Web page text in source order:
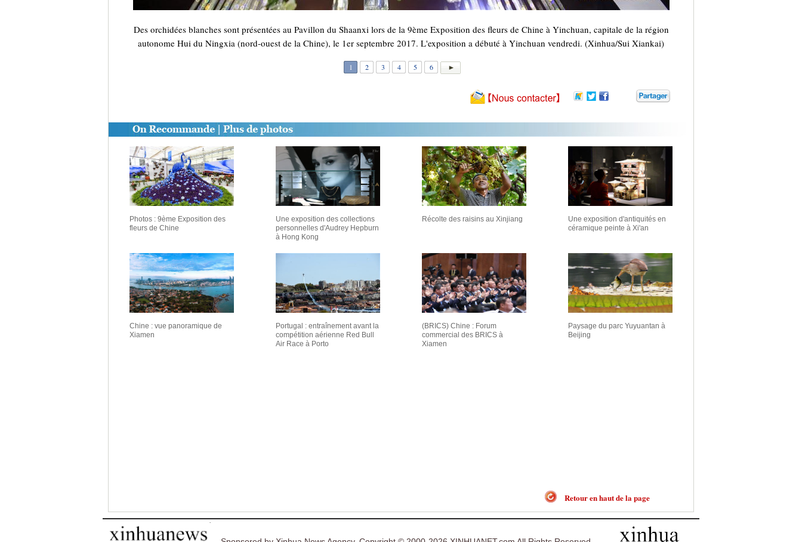
Des orchidées blanches sont présentées au Pavillon du Shaanxi lors de la 9ème Exposition des fleurs de Chine à Yinchuan, capitale de la région
autonome Hui du Ningxia (nord-ouest de la Chine), le 1er septembre 2017. L'exposition a débuté à Yinchuan vendredi. (Xinhua/Sui Xiankai)
1 2 3 4 5 6
Photos : 9ème Exposition des
fleurs de Chine
Une exposition des collections
personnelles d'Audrey Hepburn
à Hong Kong
Récolte des raisins au Xinjiang
Une exposition d'antiquités en
céramique peinte à Xi'an
Chine : vue panoramique de
Xiamen
Portugal : entraînement avant la
compétition aérienne Red Bull
Air Race à Porto
(BRICS) Chine : Forum
commercial des BRICS à
Xiamen
Paysage du parc Yuyuantan à
Beijing
Retour en haut de la page